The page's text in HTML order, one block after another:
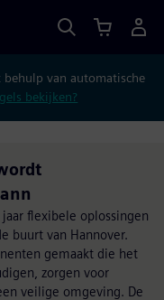
behulp van automatische
bekijken?
flexibele oplossingen
buurt van Hannover.
gemaakt die het
zorgen voor
veilige omgeving. De